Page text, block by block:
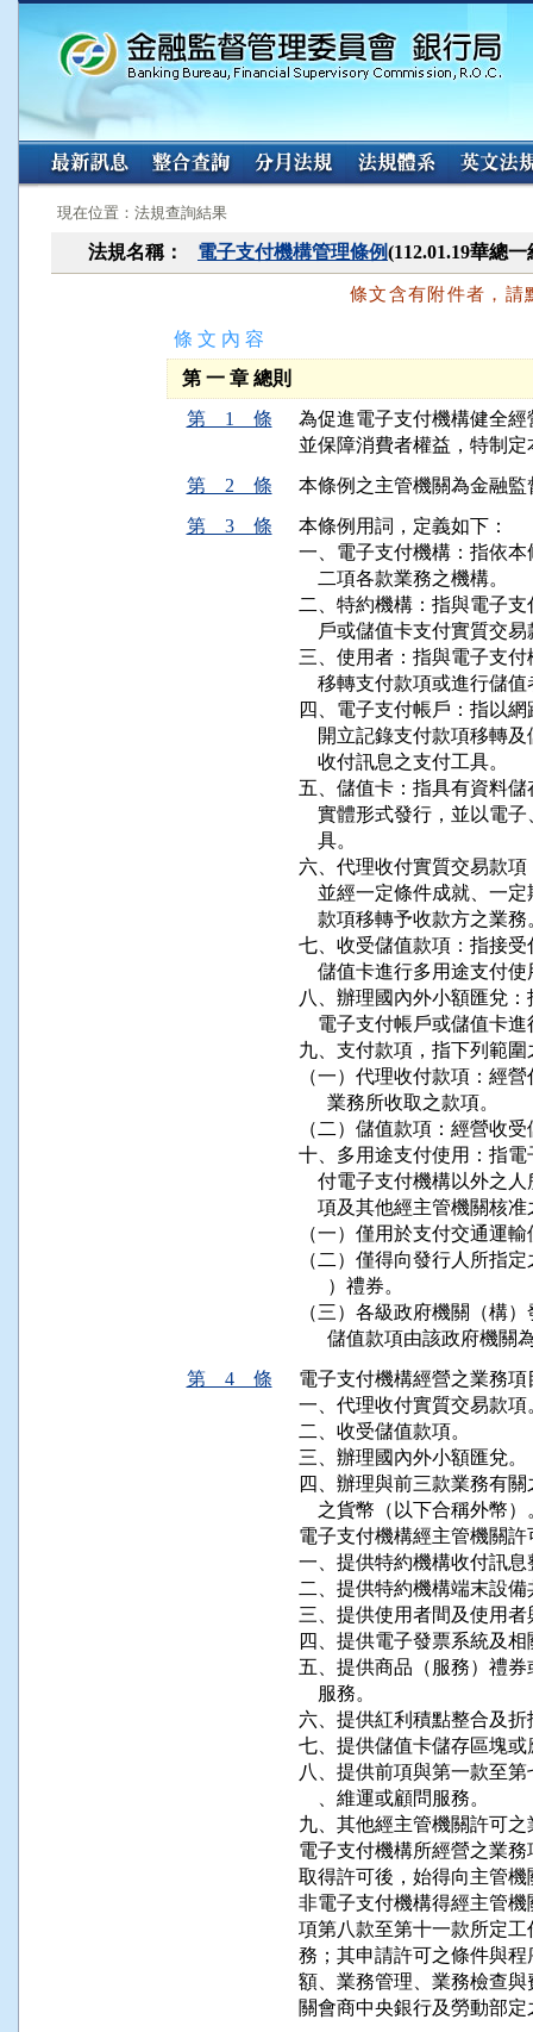
:::
現在位置：法規查詢結果
法規名稱： 電子支付機構管理條例(112.01.19華總
條文含有附件者，請
條 文 內 容
第 一 章 總則
第 1 條
為促進電子支付機構健全
並保障消費者權益，特制定
第 2 條
本條例之主管機關為金融
第 3 條
本條例用詞，定義如下：
一、電子支付機構：指依
    二項各款業務之機構。
二、特約機構：指與電子
戶或儲值卡支付實質交
三、使用者：指與電子支
移轉支付款項或進行儲
四、電子支付帳戶：指以
開立記錄支付款項移轉
    收付訊息之支付工具。
五、儲值卡：指具有資料
實體形式發行，並以電
    具。
六、代理收付實質交易款
並經一定條件成就、一
款項移轉予收款方之業務
七、收受儲值款項：指接
儲值卡進行多用途支付
八、辦理國內外小額匯兌
電子支付帳戶或儲值卡
九、支付款項，指下列範圍
（一）代理收付款項：經
      業務所收取之款項。
（二）儲值款項：經營收
十、多用途支付使用：指
付電子支付機構以外之
項及其他經主管機關核
（一）僅用於支付交通運
（二）僅得向發行人所指
      ）禮券。
（三）各級政府機關（構
儲值款項由該政府機
第 4 條
電子支付機構經營之業務
一、代理收付實質交易款項
二、收受儲值款項。
三、辦理國內外小額匯兌。
四、辦理與前三款業務有
之貨幣（以下合稱外幣）
電子支付機構經主管機關
一、提供特約機構收付訊息
二、提供特約機構端末設備
三、提供使用者間及使用
四、提供電子發票系統及
五、提供商品（服務）禮
    服務。
六、提供紅利積點整合及
七、提供儲值卡儲存區塊
八、提供前項與第一款至
    、維運或顧問服務。
九、其他經主管機關許可之
電子支付機構所經營之業
取得許可後，始得向主管機
非電子支付機構得經主管
項第八款至第十一款所定
務；其申請許可之條件與
額、業務管理、業務檢查
關會商中央銀行及勞動部定